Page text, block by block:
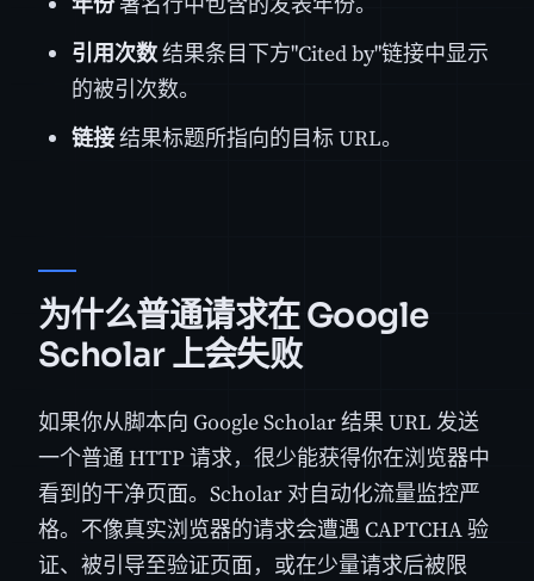
引用次数结果条目下方"Cited by"链接中显示
的被引次数。
链接结果标题所指向的目标 URL。
为什么普通请求在 Google
Scholar 上会失败
如果你从脚本向 Google Scholar 结果 URL 发送
一个普通 HTTP 请求，很少能获得你在浏览器中
看到的干净页面。Scholar 对自动化流量监控严
格。不像真实浏览器的请求会遭遇 CAPTCHA 验
证、被引导至验证页面，或在少量请求后被限